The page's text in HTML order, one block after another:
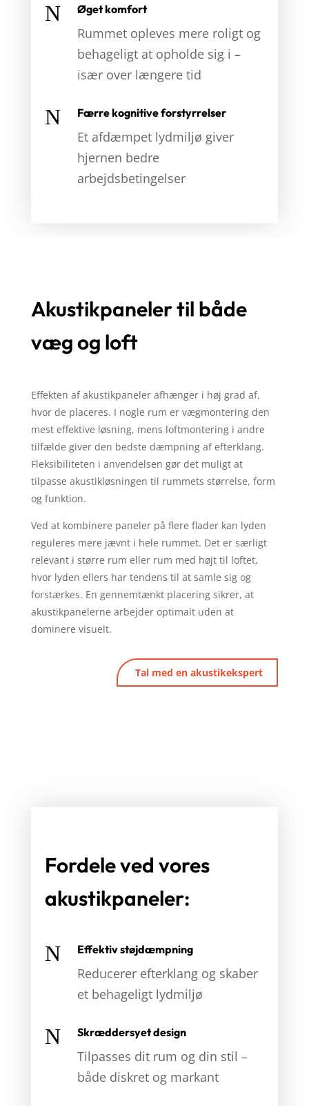
N Øget komfort
Rummet opleves mere roligt og
behageligt at opholde sig i –
især over længere tid
N Færre kognitive forstyrrelser
Et afdæmpet lydmiljø giver
hjernen bedre
arbejdsbetingelser
Akustikpaneler til både
væg og loft
Effekten af akustikpaneler afhænger i høj grad af,
hvor de placeres. I nogle rum er vægmontering den
mest effektive løsning, mens loftmontering i andre
tilfælde giver den bedste dæmpning af efterklang.
Fleksibiliteten i anvendelsen gør det muligt at
tilpasse akustikløsningen til rummets størrelse, form
og funktion.
Ved at kombinere paneler på flere flader kan lyden
reguleres mere jævnt i hele rummet. Det er særligt
relevant i større rum eller rum med højt til loftet,
hvor lyden ellers har tendens til at samle sig og
forstærkes. En gennemtænkt placering sikrer, at
akustikpanelerne arbejder optimalt uden at
dominere visuelt.
Tal med en akustikekspert
Fordele ved vores
akustikpaneler:
N Effektiv støjdæmpning
Reducerer efterklang og skaber
et behageligt lydmiljø
N Skræddersyet design
Tilpasses dit rum og din stil –
både diskret og markant